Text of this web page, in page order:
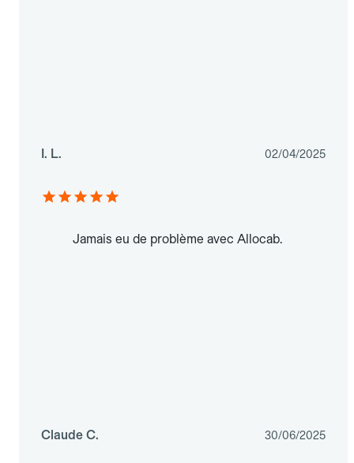
I. L. 02/04/2025
Jamais eu de problème avec Allocab.
Claude C. 30/06/2025